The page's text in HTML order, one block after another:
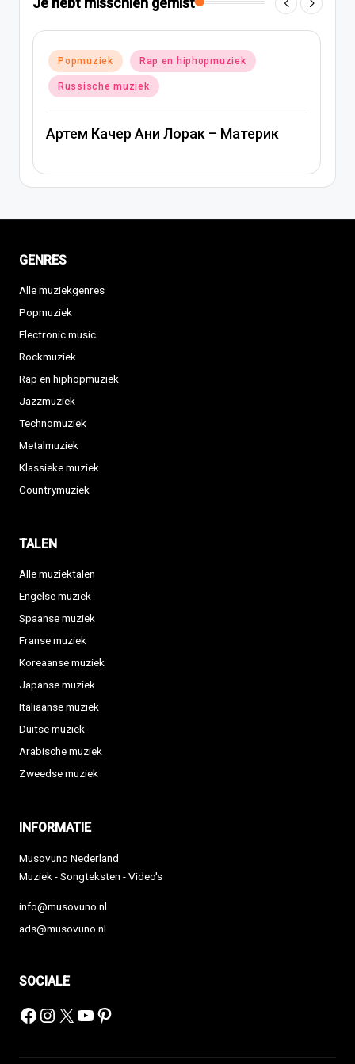
Geplaatst
in
Popmuziek Russische muziek
GENRES
Alle muziekgenres
Popmuziek
Electronic music
Rockmuziek
Rap en hiphopmuziek
Jazzmuziek
Technomuziek
Metalmuziek
Klassieke muziek
Countrymuziek
TALEN
Alle muziektalen
Engelse muziek
Spaanse muziek
Franse muziek
Koreaanse muziek
Japanse muziek
Italiaanse muziek
Duitse muziek
Arabische muziek
Zweedse muziek
INFORMATIE
Musovuno Nederland
Muziek - Songteksten - Video's
info@musovuno.nl
ads@musovuno.nl
SOCIALE
Facebook
Instagram
X YouTube
Pinterest